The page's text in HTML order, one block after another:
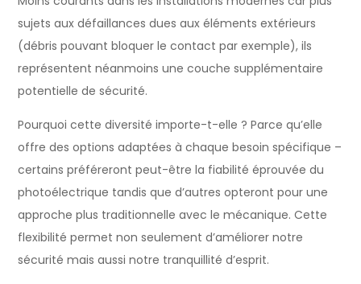
sujets aux défaillances dues aux éléments extérieurs
(débris pouvant bloquer le contact par exemple), ils
représentent néanmoins une couche supplémentaire
potentielle de sécurité.
Pourquoi cette diversité importe-t-elle ? Parce qu’elle
offre des options adaptées à chaque besoin spécifique –
certains préféreront peut-être la fiabilité éprouvée du
photoélectrique tandis que d’autres opteront pour une
approche plus traditionnelle avec le mécanique. Cette
flexibilité permet non seulement d’améliorer notre
sécurité mais aussi notre tranquillité d’esprit.